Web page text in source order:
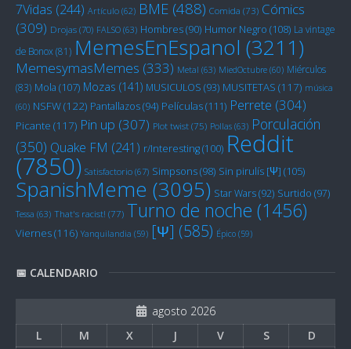
7Vidas (244) Artículo (62) BME (488) Comida (73) Cómics
(309) Drojas (70) FALSO (63) Hombres(90) Humor Negro (108) La vintage
de Bonox(81) MemesEnEspanol (3211)
MemesymasMemes (333) Metal (63) MiedOctubre (60) Miérculos
(83) Mola (107) Mozas (141) MUSICULOS (93) MUSITETAS (117) música
(60) NSFW(122) Pantallazos(94) Películas(111) Perrete (304)
Picante (117) Pin up (307) Plot twist (75) Pollas (63) Porculación
(350) Quake FM (241) r/Interesting(100) Reddit
(7850) Satisfactorio (67) Simpsons(98) Sin pirulís [Ψ] (105)
SpanishMeme (3095) Star Wars(92) Surtido (97)
Tessa (63) That's racist! (77) Turno de noche (1456)
Viernes(116) Yanquilandia (59) [Ψ] (585) Épico (59)
📅 CALENDARIO
agosto 2026
L
M X J V S
D